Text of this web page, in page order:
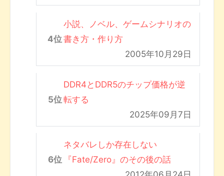
小説、ノベル、ゲームシナリオの
書き方・作り方
2005年10月29日
DDR4とDDR5のチップ価格が逆
転する
2025年09月7日
ネタバレしか存在しない
『Fate/Zero』のその後の話